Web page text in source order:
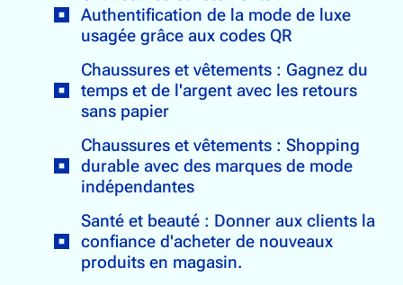
Authentification de la mode de luxe
usagée grâce aux codes QR
Chaussures et vêtements : Gagnez du
temps et de l'argent avec les retours
sans papier
Chaussures et vêtements : Shopping
durable avec des marques de mode
indépendantes
Santé et beauté : Donner aux clients la
confiance d'acheter de nouveaux
produits en magasin.